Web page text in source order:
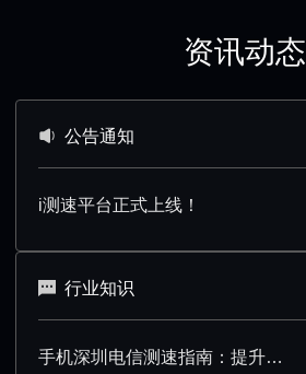
资讯动态
公告通知
i测速平台正式上线！
行业知识
手机深圳电信测速指南：提升测速准确性技巧汇总